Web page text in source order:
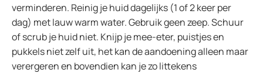
verminderen. Reinig je huid dagelijks (1 of 2 keer per
dag) met lauw warm water. Gebruik geen zeep. Schuur
of scrub je huid niet. Knijp je mee-eter, puistjes en
pukkels niet zelf uit, het kan de aandoening alleen maar
verergeren en bovendien kan je zo littekens